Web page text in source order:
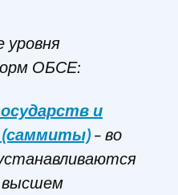
ОБСЕ:
и
– во